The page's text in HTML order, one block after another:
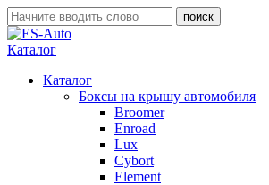
Каталог
Каталог
Боксы на крышу автомобиля
Broomer
Enroad
Lux
Cybort
Element